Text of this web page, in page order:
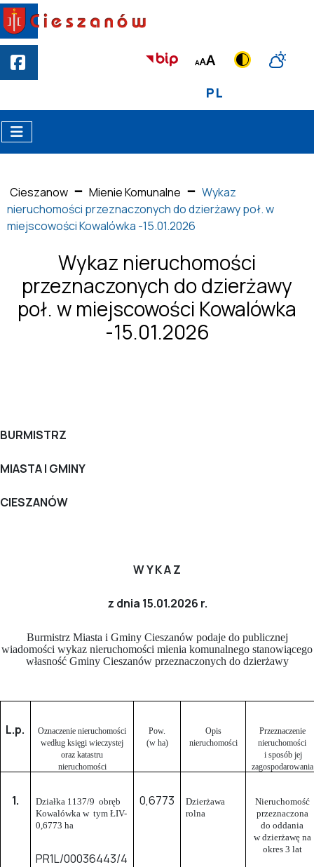
PL
Cieszanow Mienie Komunalne
Wykaz
nieruchomości przeznaczonych do dzierżawy poł. w
miejscowości Kowalówka -15.01.2026
Wykaz nieruchomości
przeznaczonych do dzierżawy
poł. w miejscowości Kowalówka
-15.01.2026
BURMISTRZ
MIASTA I GMINY
CIESZANÓW
W Y K A Z
z dnia 15.01.2026 r.
Burmistrz Miasta i Gminy Cieszanów podaje do publicznej
wiadomości wykaz nieruchomości mienia komunalnego stanowiącego
własność Gminy Cieszanów przeznaczonych do dzierżawy
L.p.
Oznaczenie nieruchomości
według księgi wieczystej
oraz katastru
nieruchomości
Pow.
(w ha)
Opis
nieruchomości
Przeznaczenie
nieruchomości
i sposób jej
zagospodarowania
1. Działka 1137/9 obręb
Kowalówka w tym ŁIV-
0,6773 ha
PR1L/00036443/4
0,6773
Dzierżawa
rolna
Nieruchomość
przeznaczona
do oddania
w dzierżawę na
okres 3 lat